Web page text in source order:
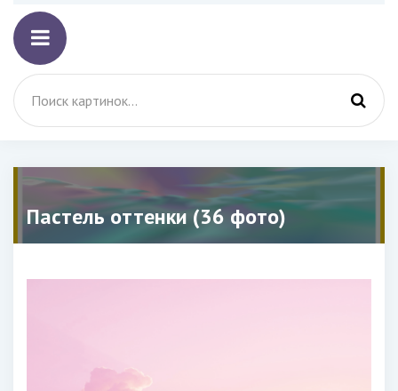
Пастель оттенки (36 фото)